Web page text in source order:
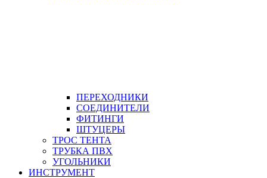
ПЕРЕХОДНИКИ
СОЕДИНИТЕЛИ
ФИТИНГИ
ШТУЦЕРЫ
ТРОС ТЕНТА
ТРУБКА ПВХ
УГОЛЬНИКИ
ИНСТРУМЕНТ